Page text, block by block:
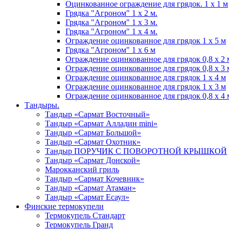
Оцинкованное ограждение для грядок. 1 х 1 м
Грядка "Агроном" 1 x 2 м.
Грядка "Агроном" 1 x 3 м.
Грядка "Агроном" 1 x 4 м.
Ограждение оцинкованное для грядок 1 x 5 м
Грядка "Агроном" 1 x 6 м
Ограждение оцинкованное для грядок 0,8 х 2
Ограждение оцинкованное для грядок 0,8 х 3
Ограждение оцинкованное для грядок 1 х 4 м
Ограждение оцинкованное для грядок 1 х 3 м
Ограждение оцинкованное для грядок 0,8 х 4
Тандыры.
Тандыр «Сармат Восточный»
Тандыр «Сармат Алладин mini»
Тандыр «Сармат Большой»
Тандыр «Сармат Охотник»
Тандыр ПОРУЧИК С ПОВОРОТНОЙ КРЫШКОЙ
Тандыр «Сармат Донской»
Марокканский гриль
Тандыр «Сармат Кочевник»
Тандыр «Сармат Атаман»
Тандыр «Сармат Есаул»
Финские термокупели
Термокупель Стандарт
Термокупель Гранд